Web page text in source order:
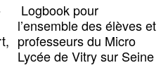
Logbook pour
l’ensemble des élèves et
professeurs du Micro
Lycée de Vitry sur Seine